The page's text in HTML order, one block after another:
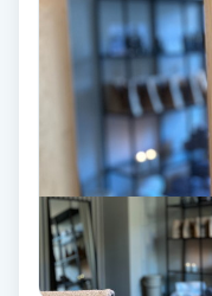
Volymfransar
Yin Yoga
Yoga